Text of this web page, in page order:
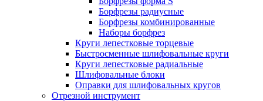
Борфрезы радиусные
Борфрезы комбинированные
Наборы борфрез
Круги лепестковые торцевые
Быстросменные шлифовальные круги
Круги лепестковые радиальные
Шлифовальные блоки
Оправки для шлифовальных кругов
Отрезной инструмент